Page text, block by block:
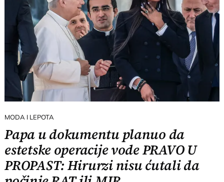
MODA I LEPOTA
Papa u dokumentu planuo da
estetske operacije vode PRAVO U
PROPAST: Hirurzi nisu ćutali da